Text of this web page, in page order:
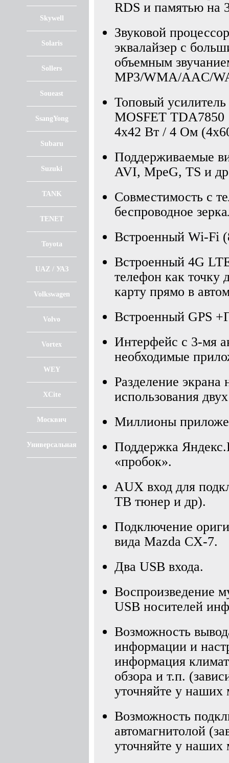
Skywell
Solaris
Sollers
Soueast
SsangYong
Subaru
Suzuki
TANK
TENET
Toyota
UAZ / УАЗ
Volkswagen
Volvo
Vortex
WEY
XCite
Москвич
Универсальная
RDS и памятью на
Звуковой
эквалайзер с
объемным
MP3/WMA/AAC/
Топовый
MOSFET TDA7850
4x42 Вт / 4 Ом
Поддерживаемые
AVI, MpeG, TS и
Совместимость с
беспроводное
Встроенный Wi-Fi
Встроенный 4G
телефон как точку
карту прямо в
Встроенный GPS
Интерфейс с 3-мя
необходимые
Разделение экрана
использования
Миллионы
Поддержка
«пробок».
AUX вход для
ТВ тюнер и др).
Подключение
вида Mazda CX-7.
Два USB входа.
Воспроизведение
USB носителей
Возможность
информации и
информация
обзора и т.п.
уточняйте у наших
Возможность
автомагнитолой
уточняйте у наших